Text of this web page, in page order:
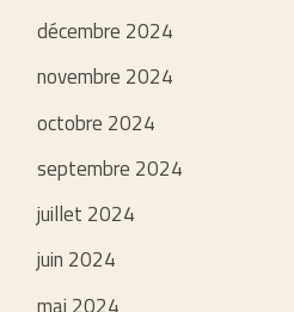
décembre 2024
novembre 2024
octobre 2024
septembre 2024
juillet 2024
juin 2024
mai 2024